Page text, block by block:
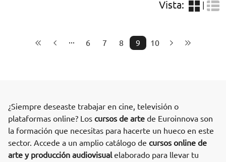
Vista:
6 7 8 9 10
¿Siempre deseaste trabajar en cine, televisión o
plataformas online? Los cursos de arte de Euroinnova son
la formación que necesitas para hacerte un hueco en este
sector. Accede a un amplio catálogo de cursos online de
arte y producción audiovisualelaborado para llevar tu